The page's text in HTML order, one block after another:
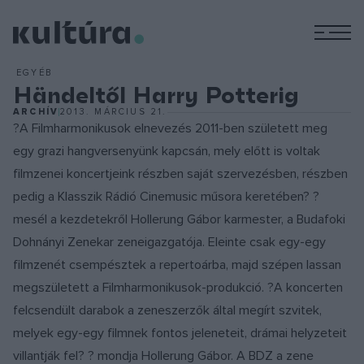
EGYÉB
Händeltől Harry Potterig
ARCHÍV2013. MÁRCIUS 21.
?A Filmharmonikusok elnevezés 2011-ben született meg
egy grazi hangversenyünk kapcsán, mely előtt is voltak
filmzenei koncertjeink részben saját szervezésben, részben
pedig a Klasszik Rádió Cinemusic műsora keretében? ?
mesél a kezdetekről Hollerung Gábor karmester, a Budafoki
Dohnányi Zenekar zeneigazgatója. Eleinte csak egy-egy
filmzenét csempésztek a repertoárba, majd szépen lassan
megszületett a Filmharmonikusok-produkció. ?A koncerten
felcsendült darabok a zeneszerzők által megírt szvitek,
melyek egy-egy filmnek fontos jeleneteit, drámai helyzeteit
villantják fel? ? mondja Hollerung Gábor. A BDZ a zene